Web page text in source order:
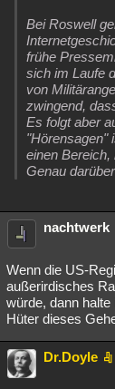
Bei Roswell
frühe
sich im Laufe
von
zwingend,
Es folgt aber
"Hörensagen"
einen Bereich,
Genau
nachtwerk
Wenn die US-
außerirdisches
würde, dann
Hüter dieses
Dr.Doyle